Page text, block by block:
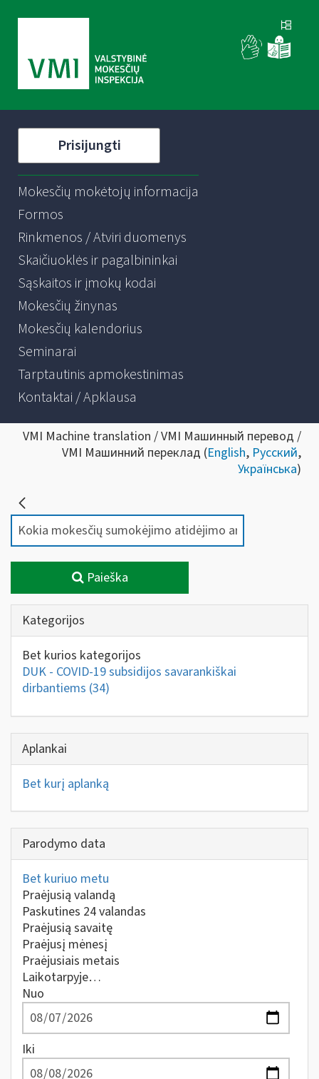
Prisijungti
Mokesčių mokėtojų informacija
Formos
Rinkmenos / Atviri duomenys
Skaičiuoklės ir pagalbininkai
Sąskaitos ir įmokų kodai
Mokesčių žinynas
Mokesčių kalendorius
Seminarai
Tarptautinis apmokestinimas
Kontaktai / Apklausa
VMI Machine translation / VMI Машинный перевод /
VMI Машинний переклад (English, Русский,
Українська)
Paieška
Kategorijos
Bet kurios kategorijos
DUK - COVID-19 subsidijos savarankiškai
dirbantiems (34)
Aplankai
Bet kurį aplanką
Parodymo data
Bet kuriuo metu
Praėjusią valandą
Paskutines 24 valandas
Praėjusią savaitę
Praėjusį mėnesį
Praėjusiais metais
Laikotarpyje…
Nuo
Iki